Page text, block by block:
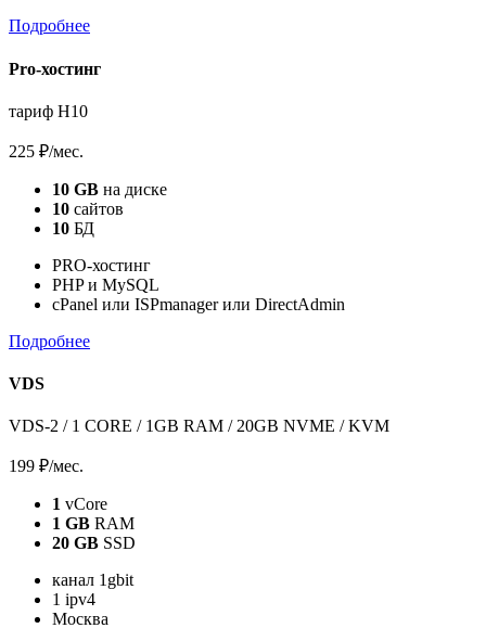
Подробнее
Pro-хостинг
тариф H10
225 ₽/мес.
10 GB на диске
10 сайтов
10 БД
PRO-хостинг
PHP и MySQL
cPanel или ISPmanager или DirectAdmin
Подробнее
VDS
VDS-2 / 1 CORE / 1GB RAM / 20GB NVME / KVM
199 ₽/мес.
1 vCore
1 GB RAM
20 GB SSD
канал 1gbit
1 ipv4
Москва